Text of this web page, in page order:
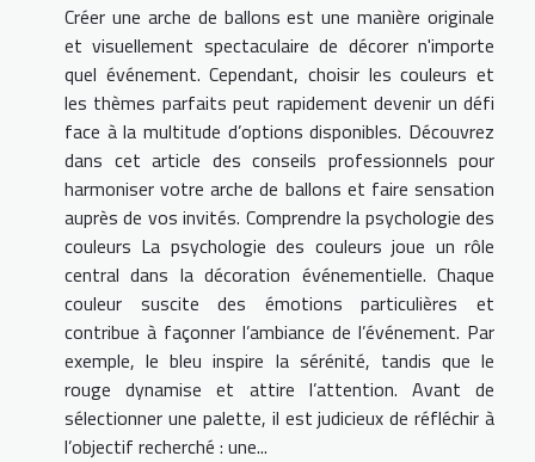
Créer une arche de ballons est une manière originale
et visuellement spectaculaire de décorer n'importe
quel événement. Cependant, choisir les couleurs et
les thèmes parfaits peut rapidement devenir un défi
face à la multitude d’options disponibles. Découvrez
dans cet article des conseils professionnels pour
harmoniser votre arche de ballons et faire sensation
auprès de vos invités. Comprendre la psychologie des
couleurs La psychologie des couleurs joue un rôle
central dans la décoration événementielle. Chaque
couleur suscite des émotions particulières et
contribue à façonner l’ambiance de l’événement. Par
exemple, le bleu inspire la sérénité, tandis que le
rouge dynamise et attire l’attention. Avant de
sélectionner une palette, il est judicieux de réfléchir à
l’objectif recherché : une...